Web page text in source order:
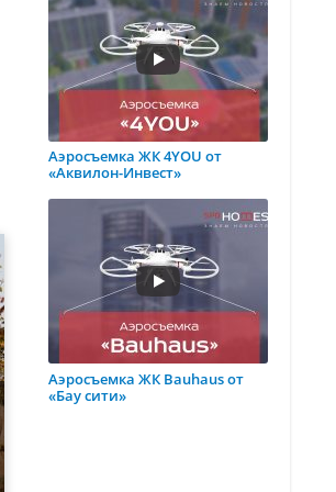
Аэросъемка ЖК 4YOU от
«Аквилон-Инвест»
Аэросъемка ЖК Bauhaus от
«Бау сити»